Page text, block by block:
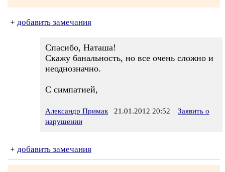
+ добавить замечания
Спасибо, Наташа!
Скажу банальность, но все очень сложно и
неоднозначно.
С симпатией,
Александр Примак 21.01.2012 20:52
Заявить о
нарушении
+ добавить замечания